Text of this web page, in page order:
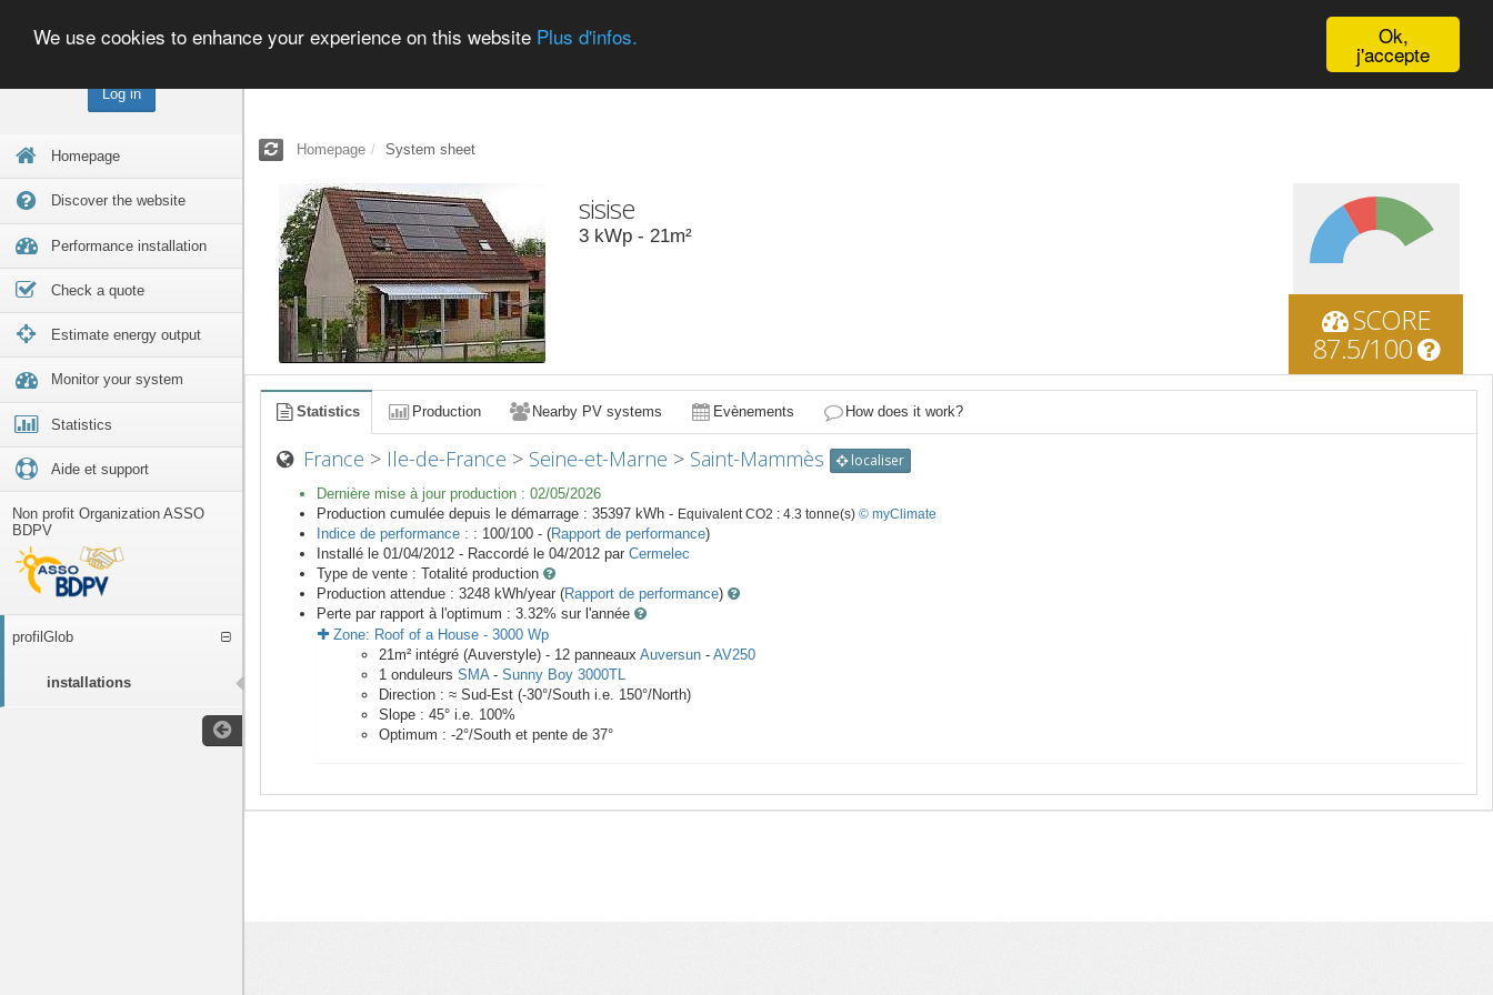
Log in
Homepage
Discover the website
Performance installation
Check a quote
Estimate energy output
Monitor your system
Statistics
Aide et support
Non profit Organization ASSO
BDPV
profilGlob
installations
Ok,
j'accepte
We use cookies to enhance your experience on this website Plus d'infos.
Homepage System sheet
sisise
3 kWp - 21m²
SCORE
87.5/100
Statistics Production Nearby PV systems Evènements How does it work?
France > Ile-de-France > Seine-et-Marne > Saint-Mammès localiser
Dernière mise à jour production : 02/05/2026
Production cumulée depuis le démarrage : 35397 kWh - Equivalent CO2 : 4.3 tonne(s) © myClimate
Indice de performance : : 100/100 - (Rapport de performance)
Installé le 01/04/2012 - Raccordé le 04/2012 par Cermelec
Type de vente : Totalité production
Production attendue : 3248 kWh/year (Rapport de performance)
Perte par rapport à l'optimum : 3.32% sur l'année
Zone: Roof of a House - 3000 Wp
21m² intégré (Auverstyle) - 12 panneaux Auversun - AV250
1 onduleurs SMA- Sunny Boy 3000TL
Direction : ≈ Sud-Est (-30°/South i.e. 150°/North)
Slope : 45° i.e. 100%
Optimum : -2°/South et pente de 37°